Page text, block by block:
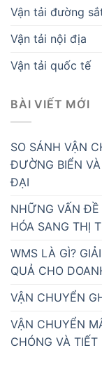
Vận tải đường
Vận tải nội địa
Vận tải quốc tế
BÀI VIẾT MỚI
SO SÁNH VẬN
ĐƯỜNG BIỂN
ĐẠI
NHỮNG VẤN
HÓA SANG THỊ
WMS LÀ GÌ?
QUẢ CHO
VẬN CHUYỂN
VẬN CHUYỂN
CHÓNG VÀ